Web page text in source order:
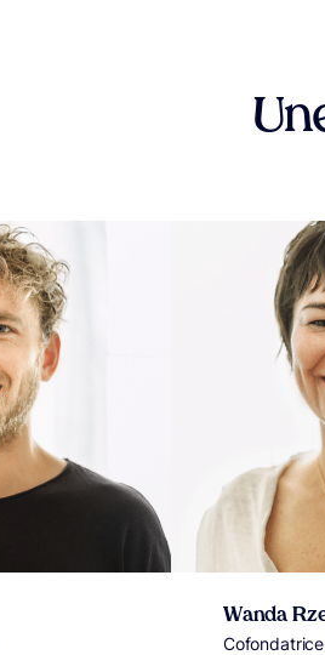
Wanda